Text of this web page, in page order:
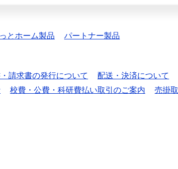
とホーム製品 パートナー製品
請求書の発行について 配送・決済について
校費・公費・科研費払い取引のご案内 売掛